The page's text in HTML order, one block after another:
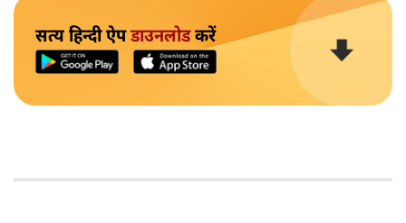
सत्य हिन्दी ऐपडाउनलोडकरें